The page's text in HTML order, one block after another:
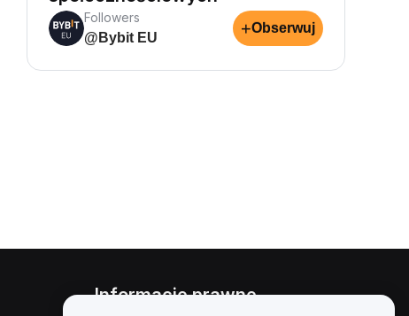
Followers
@Bybit EU
+Obserwuj
Informacje prawne